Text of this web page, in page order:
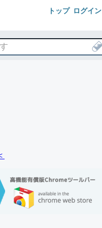
トップ ログイン